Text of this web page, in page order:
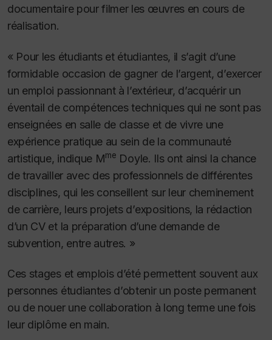
documentaire pour filmer les œuvres en cours de
réalisation.
« Pour les étudiants et étudiantes, il s’agit d’une
formidable occasion de gagner de l’argent, d’exercer
un emploi passionnant à l’extérieur, d’acquérir un
éventail de compétences techniques qui ne sont pas
enseignées en salle de classe et de vivre une
expérience pratique au sein de la communauté
artistique, indique Mme Doyle. Ils ont ainsi la chance
de travailler avec des professionnels de différentes
disciplines, qui les conseillent sur leur cheminement
de carrière, leurs projets d’expositions, la rédaction
d’un CV et la préparation d’une demande de
subvention, entre autres. »
Ces stages et emplois d’été permettent souvent aux
personnes étudiantes d’obtenir un poste permanent
ou de nouer une collaboration à long terme une fois
leur diplôme en main.